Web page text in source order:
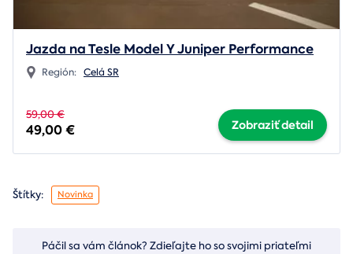
Jazda na Tesle Model Y Juniper Performance
Región: Celá SR
59,00 €
49,00 € Zobraziť detail
Štítky: Novinka
Páčil sa vám článok? Zdieľajte ho so svojimi priateľmi